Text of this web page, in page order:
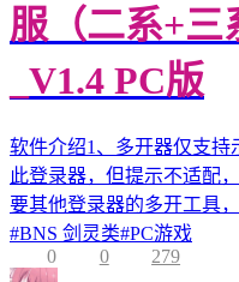
服（二系+三
_V1.4 PC版
软件介绍1、多开器仅支持
此登录器，但提示不适配
要其他登录器的多开工具
#BNS 剑灵类#PC游戏
0
0 279